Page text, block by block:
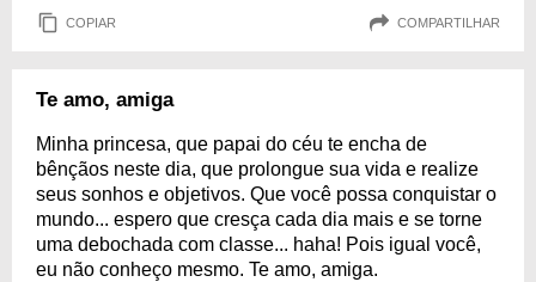
COPIAR COMPARTILHAR
Te amo, amiga
Minha princesa, que papai do céu te encha de
bênçãos neste dia, que prolongue sua vida e realize
seus sonhos e objetivos. Que você possa conquistar o
mundo... espero que cresça cada dia mais e se torne
uma debochada com classe... haha! Pois igual você,
eu não conheço mesmo. Te amo, amiga.